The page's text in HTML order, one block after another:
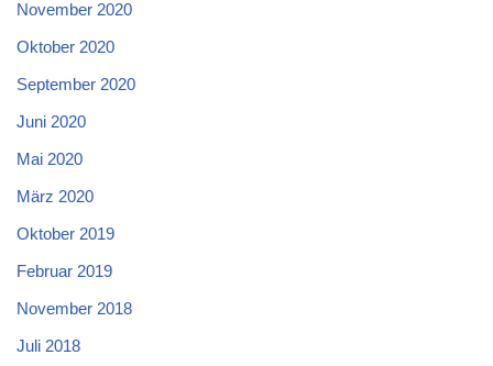
November 2020
Oktober 2020
September 2020
Juni 2020
Mai 2020
März 2020
Oktober 2019
Februar 2019
November 2018
Juli 2018